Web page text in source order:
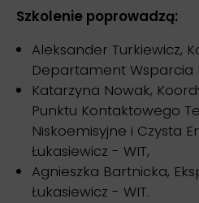
Szkolenie poprowadzą:
Aleksander Turkiewicz,
Departament Wsparcia
Katarzyna Nowak,
Punktu Kontaktowego
Niskoemisyjne i Czysta
Łukasiewicz - WIT,
Agnieszka Bartnicka,
Łukasiewicz - WIT.